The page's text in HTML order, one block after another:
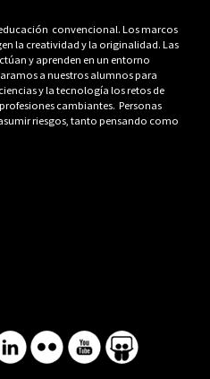
convencional. Los marcos
la creatividad y la originalidad. Las
y aprenden en un entorno
a nuestros alumnos para
y la tecnología los retos de
cambiantes. Personas
riesgos, tanto pensando como